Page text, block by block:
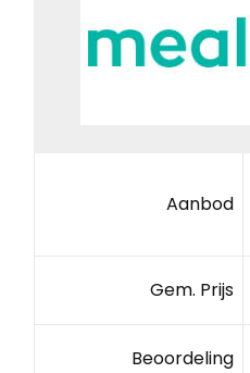
Aanbod
Gem. Prijs
Beoordeling